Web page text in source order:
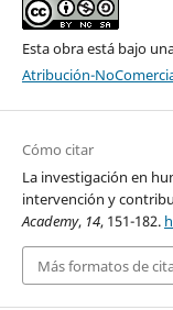
Esta obra está bajo
Atribución-
Cómo citar
La investigación en
intervención y
Academy, 14, 151-182.
Más formatos de